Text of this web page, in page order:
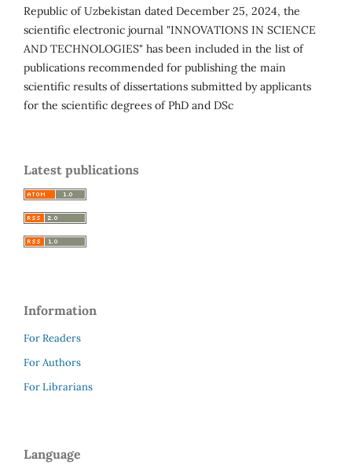
Republic of Uzbekistan dated December 25, 2024, the
scientific electronic journal "INNOVATIONS IN SCIENCE
AND TECHNOLOGIES" has been included in the list of
publications recommended for publishing the main
scientific results of dissertations submitted by applicants
for the scientific degrees of PhD and DSc
Latest publications
Information
For Readers
For Authors
For Librarians
Language